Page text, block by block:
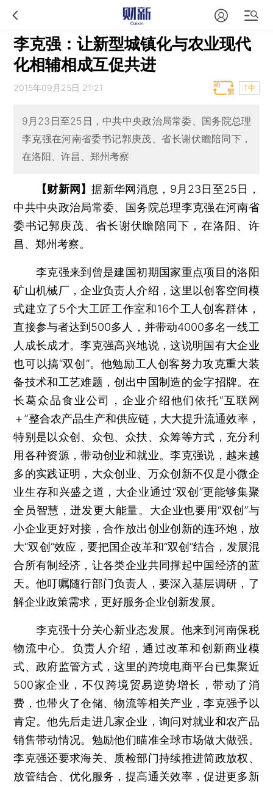
李克强：让新型城镇化与农业现代
化相辅相成互促共进
2015年09月25日 21:21 T中
9月23日至25日，中共中央政治局常委、国务院总理
李克强在河南省委书记郭庚茂、省长谢伏瞻陪同下，
在洛阳、许昌、郑州考察
【财新网】据新华网消息，9月23日至25日，
中共中央政治局常委、国务院总理李克强在河南省
委书记郭庚茂、省长谢伏瞻陪同下，在洛阳、许
昌、郑州考察。
李克强来到曾是建国初期国家重点项目的洛阳
矿山机械厂，企业负责人介绍，这里以创客空间模
式建立了5个大工匠工作室和16个工人创客群体，
直接参与者达到500多人，并带动4000多名一线工
人成长成才。李克强高兴地说，这说明国有大企业
也可以搞“双创”。他勉励工人创客努力攻克重大装
备技术和工艺难题，创出中国制造的金字招牌。在
长葛众品食业公司，企业介绍他们依托“互联网
＋”整合农产品生产和供应链，大大提升流通效率，
特别是以众创、众包、众扶、众筹等方式，充分利
用各种资源，带动创业和就业。李克强说，越来越
多的实践证明，大众创业、万众创新不仅是小微企
业生存和兴盛之道，大企业通过“双创”更能够集聚
全员智慧，迸发更大能量。大企业也要用“双创”与
小企业更好对接，合作放出创业创新的连环炮，放
大“双创”效应，要把国企改革和“双创”结合，发展混
合所有制经济，让各类企业共同撑起中国经济的蓝
天。他叮嘱随行部门负责人，要深入基层调研，了
解企业政策需求，更好服务企业创新发展。
李克强十分关心新业态发展。他来到河南保税
物流中心。负责人介绍，通过改革和创新商业模
式、政府监管方式，这里的跨境电商平台已集聚近
500家企业，不仅跨境贸易逆势增长，带动了消
费，也带火了仓储、物流等相关产业，李克强予以
肯定。他先后走进几家企业，询问对就业和农产品
销售带动情况。勉励他们瞄准全球市场做大做强。
李克强还要求海关、质检部门持续推进简政放权、
放管结合、优化服务，提高通关效率，促进更多新